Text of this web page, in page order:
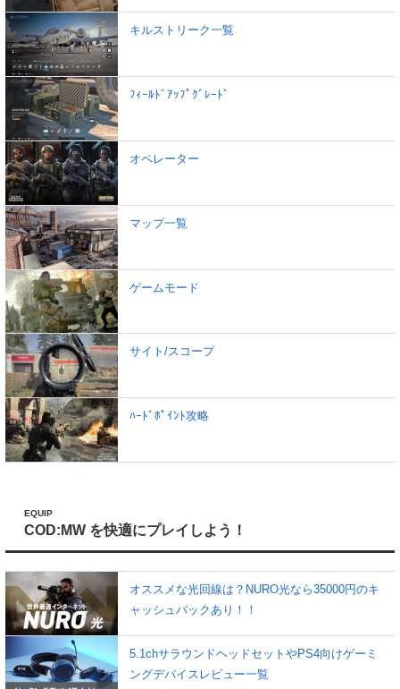
キルストリーク一覧
ﾌｨｰﾙﾄﾞｱｯﾌﾟｸﾞﾚｰﾄﾞ
オペレーター
マップ一覧
ゲームモード
サイト/スコープ
ﾊｰﾄﾞﾎﾟｲﾝﾄ攻略
EQUIP
COD:MW を快適にプレイしよう！
オススメな光回線は？NURO光なら35000円のキ
ャッシュバックあり！！
5.1chサラウンドヘッドセットやPS4向けゲーミ
ングデバイスレビュー一覧